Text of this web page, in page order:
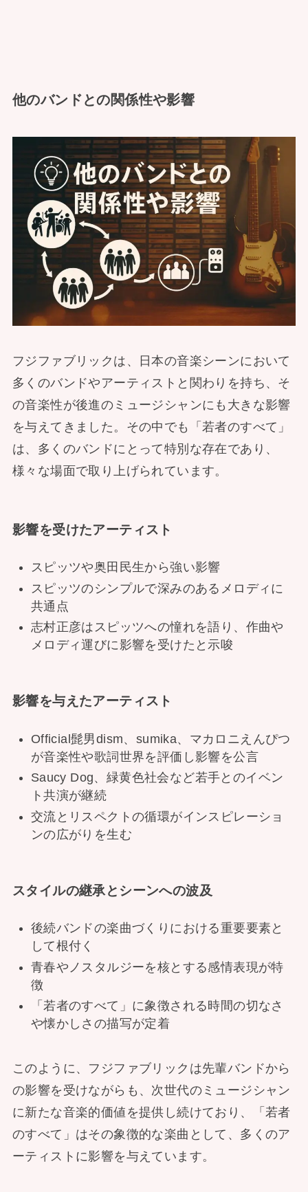
他のバンドとの関係性や影響
フジファブリックは、日本の音楽シーンにおいて
多くのバンドやアーティストと関わりを持ち、そ
の音楽性が後進のミュージシャンにも大きな影響
を与えてきました。その中でも「若者のすべて」
は、多くのバンドにとって特別な存在であり、
様々な場面で取り上げられています。
影響を受けたアーティスト
スピッツや奥田民生から強い影響
スピッツのシンプルで深みのあるメロディに
共通点
志村正彦はスピッツへの憧れを語り、作曲や
メロディ運びに影響を受けたと示唆
影響を与えたアーティスト
Official髭男dism、sumika、マカロニえんぴつ
が音楽性や歌詞世界を評価し影響を公言
Saucy Dog、緑黄色社会など若手とのイベン
ト共演が継続
交流とリスペクトの循環がインスピレーショ
ンの広がりを生む
スタイルの継承とシーンへの波及
後続バンドの楽曲づくりにおける重要要素と
して根付く
青春やノスタルジーを核とする感情表現が特
徴
「若者のすべて」に象徴される時間の切なさ
や懐かしさの描写が定着
このように、フジファブリックは先輩バンドから
の影響を受けながらも、次世代のミュージシャン
に新たな音楽的価値を提供し続けており、「若者
のすべて」はその象徴的な楽曲として、多くのア
ーティストに影響を与えています。